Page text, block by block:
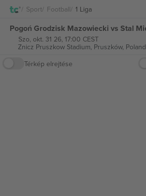
Sport Football 1 Liga
Szo, okt. 31 26, 17:00 CEST
Znicz Pruszkow Stadium, Pruszków, Poland
Térkép elrejtése